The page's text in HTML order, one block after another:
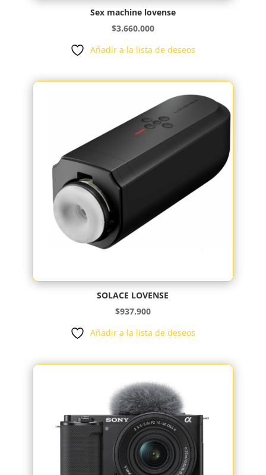
Sex machine lovense
$3.660.000
Añadir a la lista de deseos
SOLACE LOVENSE
$937.900
Añadir a la lista de deseos